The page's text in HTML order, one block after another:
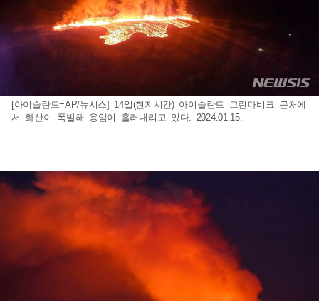
[아이슬란드=AP/뉴시스] 14일(현지시간) 아이슬란드 그린다비크 근처에
서 화산이 폭발해 용암이 흘러내리고 있다. 2024.01.15.